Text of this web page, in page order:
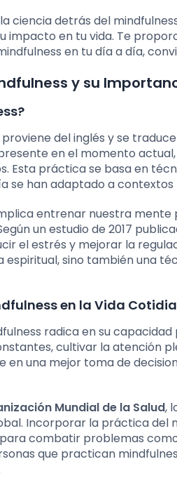
ciencia detrás del
impacto en tu vida. Te
en tu día a día,
y su
proviene del inglés y se
en el momento
Esta práctica se basa en
se han adaptado a
entrenar nuestra mente
un estudio de 2017
el estrés y mejorar la
espiritual, sino también una
en la Vida
radica en su
cultivar la atención
en una mejor toma de
Mundial de la Salud,
Incorporar la práctica del
combatir problemas
que practican